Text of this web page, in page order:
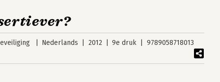
Nederlands 2012 9e druk 9789058718013